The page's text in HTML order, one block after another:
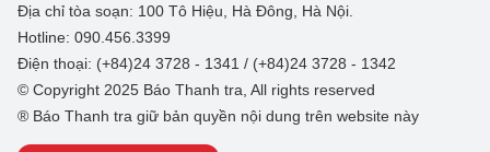
Địa chỉ tòa soạn: 100 Tô Hiệu, Hà Đông, Hà Nội.
Hotline: 090.456.3399
Điện thoại: (+84)24 3728 - 1341 / (+84)24 3728 - 1342
© Copyright 2025 Báo Thanh tra, All rights reserved
® Báo Thanh tra giữ bản quyền nội dung trên website này